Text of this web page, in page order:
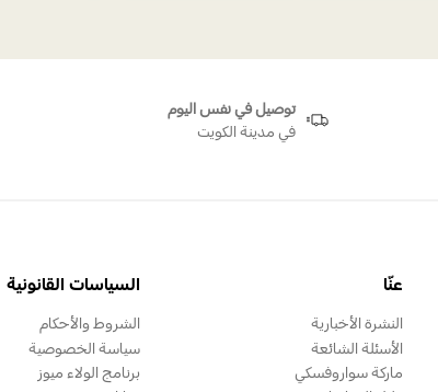
توصيل في نفس اليوم
في مدينة الكويت
عنّا
النشرة الأخبارية
الأسئلة الشائعة
ماركة سواروفسكي
السياسات القانونية
الشروط والأحكام
سياسة الخصوصية
برنامج الولاء ميوز